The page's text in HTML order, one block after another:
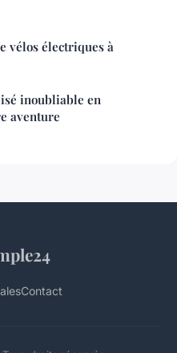
vélos électriques à
inoubliable en
aventure
Contact